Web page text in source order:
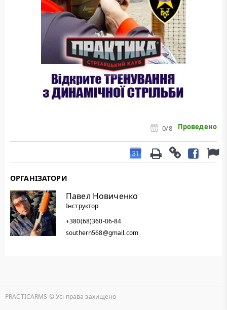
0/8 Проведено
ОРГАНІЗАТОРИ
Павел Новиченко
Інструктор
+380(68)360-06-84
southern568@gmail.com
PRACTICARMS © Уcі права захищено